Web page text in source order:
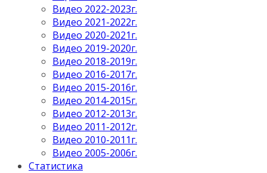
Видео 2022-2023г.
Видео 2021-2022г.
Видео 2020-2021г.
Видео 2019-2020г.
Видео 2018-2019г.
Видео 2016-2017г.
Видео 2015-2016г.
Видео 2014-2015г.
Видео 2012-2013г.
Видео 2011-2012г.
Видео 2010-2011г.
Видео 2005-2006г.
Статистика